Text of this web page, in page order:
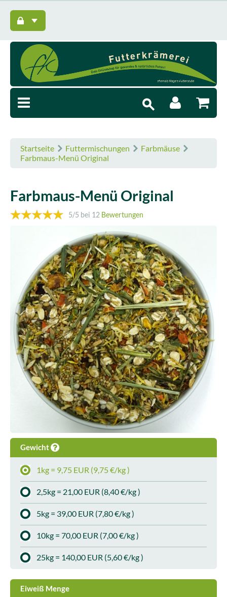
Startseite Futtermischungen
Farbmäuse
Farbmaus-Menü Original
Farbmaus-Menü Original
5/5 bei 12 Bewertungen
Gewicht
1kg = 9,75 EUR (9,75 €/kg )
2,5kg = 21,00 EUR (8,40 €/kg )
5kg = 39,00 EUR (7,80 €/kg )
10kg = 70,00 EUR (7,00 €/kg )
25kg = 140,00 EUR (5,60 €/kg )
Eiweiß Menge